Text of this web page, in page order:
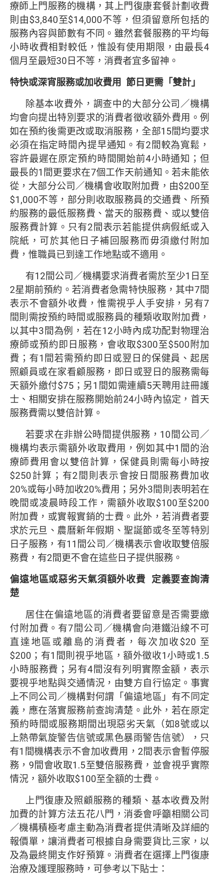
療師上門服務的機構，其上門復康套餐計劃收費
則由$3,840至$14,000不等，但須留意所包括的
服務內容與節數有不同。雖然套餐服務的平均每
小時收費相對較低，惟設有使用期限，由最長4
個月至最短30日不等，消費者宜多留神。
特快或深宵服務或加收費用 節日更需「雙計」
除基本收費外，調查中的大部分公司／機構
均會向提出特別要求的消費者徵收額外費用。例
如在預約後需更改或取消服務，全部15間均要求
必須在指定時間內提早通知。有2間較為寬鬆，
容許最遲在原定預約時間開始前4小時通知；但
最長的1間更要求在7個工作天前通知。若未能依
從，大部分公司／機構會收取附加費，由$200至
$1,000不等，部分則收取服務員的交通費、所預
約服務的最低服務費、當天的服務費、或以雙倍
服務費計算。只有2間表示若能提供病假紙或入
院紙，可於其他日子補回服務而毋須繳付附加
費，惟職員已到達工作地點或不適用。
有12間公司／機構要求消費者需於至少1日至
2星期前預約。若消費者急需特快服務，其中7間
表示不會額外收費，惟需視乎人手安排，另有7
間則需按預約時間或服務員的種類收取附加費，
以其中3間為例，若在12小時內成功配對物理治
療師或預約即日服務，會收取$300至$500附加
費；有1間若需預約即日或翌日的保健員、起居
照顧員或在家看顧服務，即日或翌日的服務需每
天額外繳付$75；另1間如需連續5天聘用註冊護
士、相關安排在服務開始前24小時內協定，首天
服務費需以雙倍計算。
若要求在非辦公時間提供服務，10間公司／
機構均表示需額外收取費用，例如其中1間的治
療師費用會以雙倍計算，保健員則需每小時按
$250計算；有2間則表示會按日間服務費加收
20%或每小時加收20%費用；另外3間則表明若在
晚間或凌晨時段工作，需額外收取$100至$200
附加費，或實報實銷的士費。此外，若消費者要
求於元旦、農曆新年假期、聖誕節或冬至等特別
日子服務，有11間公司／機構表示會收取雙倍服
務費，有2間更不會在這些日子提供服務。
偏遠地區或惡劣天氣須額外收費 定義要查詢清
楚
居住在偏遠地區的消費者要留意是否需要繳
付附加費。有7間公司／機構會向港鐵沿線不可
直達地區或離島的消費者，每次加收$20 至
$200；有1間則視乎地區，額外徵收1小時或1.5
小時服務費；另有4間沒有列明實際金額，表示
要視乎地點與交通情況，由雙方自行協定。事實
上不同公司／機構對何謂「偏遠地區」有不同定
義，應在落實服務前查詢清楚。此外，若在原定
預約時間或服務期間出現惡劣天氣（如8號或以
上熱帶氣旋警告信號或黑色暴雨警告信號），只
有1間機構表示不會加收費用，2間表示會暫停服
務，9間會收取1.5至雙倍服務費，並會視乎實際
情況，額外收取$100至全額的士費。
上門復康及照顧服務的種類、基本收費及附
加費的計算方法五花八門，消委會呼籲相關公司
／機構積極考慮主動為消費者提供清晰及詳細的
報價單，讓消費者可根據自身需要貨比三家，以
及為最終開支作好預算。消費者在選擇上門復康
治療及護理服務時，可參考以下貼士：